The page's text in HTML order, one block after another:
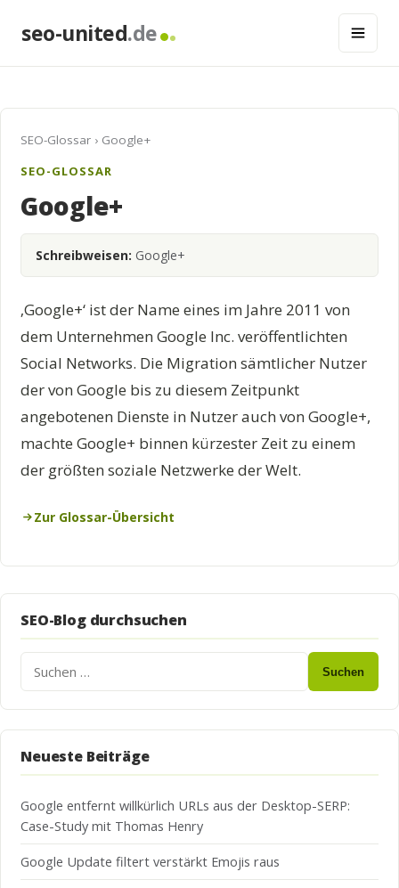
seo-united.de
SEO-Glossar › Google+
SEO-GLOSSAR
Google+
Schreibweisen: Google+
‚Google+‘ ist der Name eines im Jahre 2011 von
dem Unternehmen Google Inc. veröffentlichten
Social Networks. Die Migration sämtlicher Nutzer
der von Google bis zu diesem Zeitpunkt
angebotenen Dienste in Nutzer auch von Google+,
machte Google+ binnen kürzester Zeit zu einem
der größten soziale Netzwerke der Welt.
Zur Glossar-Übersicht
SEO-Blog durchsuchen
Suchen
Neueste Beiträge
Google entfernt willkürlich URLs aus der Desktop-SERP:
Case-Study mit Thomas Henry
Google Update filtert verstärkt Emojis raus